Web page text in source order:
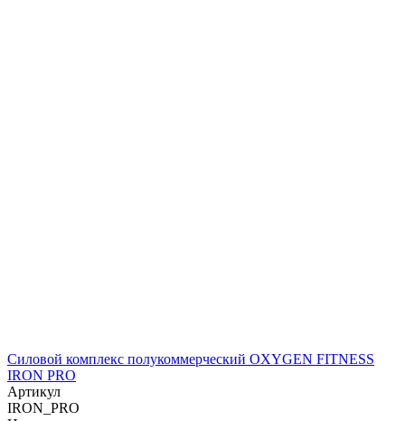
Силовой комплекс полукоммерческий OXYGEN FITNESS
IRON PRO
Артикул
IRON_PRO